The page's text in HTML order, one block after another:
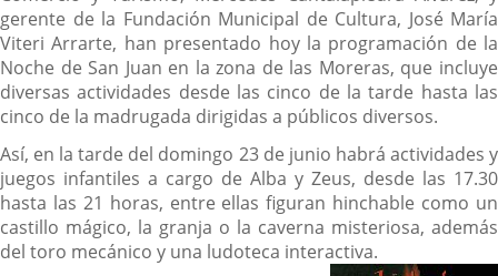
gerente de la Fundación Municipal de Cultura, José María
Viteri Arrarte, han presentado hoy la programación de la
Noche de San Juan en la zona de las Moreras, que incluye
diversas actividades desde las cinco de la tarde hasta las
cinco de la madrugada dirigidas a públicos diversos.
Así, en la tarde del domingo 23 de junio habrá actividades y
juegos infantiles a cargo de Alba y Zeus, desde las 17.30
hasta las 21 horas, entre ellas figuran hinchable como un
castillo mágico, la granja o la caverna misteriosa, además
del toro mecánico y una ludoteca interactiva.